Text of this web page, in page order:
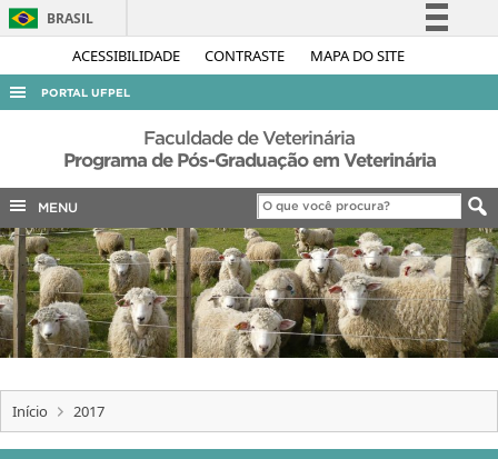
ACESSIBILIDADE CONTRASTE MAPA DO SITE
BRASIL
Simplifique!
Acesso à informação
Legislação
Canais
PORTAL UFPEL
ACESSO À INFORMAÇÃO
AUDITORIA
COBALTO
CONCURSOS
EDITAIS
INTERNACIONAL
OUVIDORIA
PORTARIAS
TELEFONES
Faculdade de Veterinária
Programa de Pós-Graduação em Veterinária
MENU
Início 2017